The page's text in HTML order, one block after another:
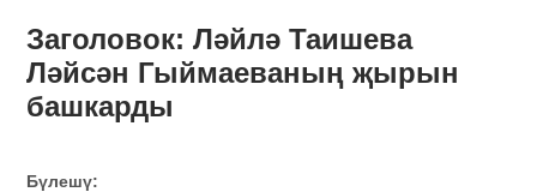
Заголовок: Ләйлә Таишева
Ләйсән Гыймаеваның җырын
башкарды
Бүлешү: